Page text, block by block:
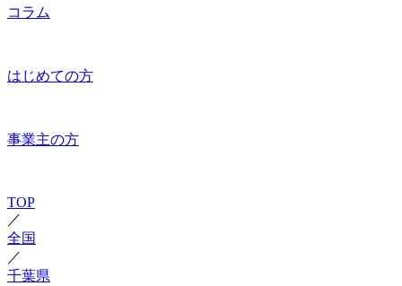
コラム
はじめての方
事業主の方
TOP
／
全国
／
千葉県